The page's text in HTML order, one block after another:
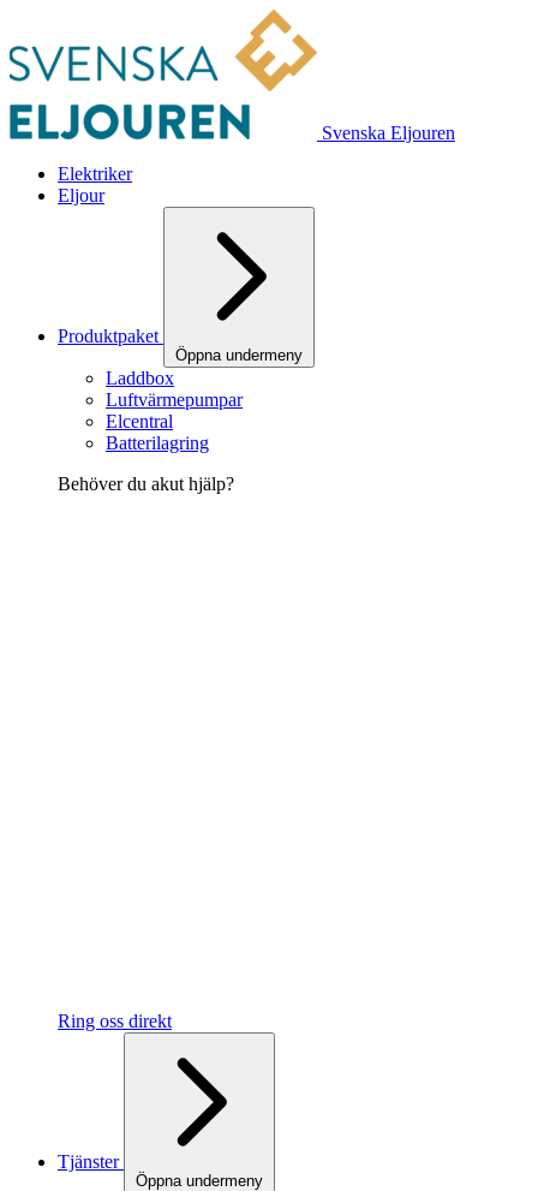
Svenska Eljouren
Elektriker
Eljour
Produktpaket
Öppna undermeny
Laddbox
Luftvärmepumpar
Elcentral
Batterilagring
Behöver du akut hjälp?
Ring oss direkt
Tjänster
Öppna undermeny